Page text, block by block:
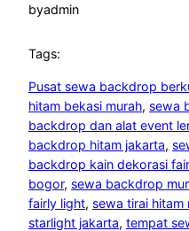
byadmin
Tags:
Pusat sewa backdrop
hitam bekasi murah, sewa
backdrop dan alat event
backdrop hitam jakarta,
backdrop kain dekorasi
bogor, sewa backdrop
fairly light, sewa tirai hitam
starlight jakarta, tempat